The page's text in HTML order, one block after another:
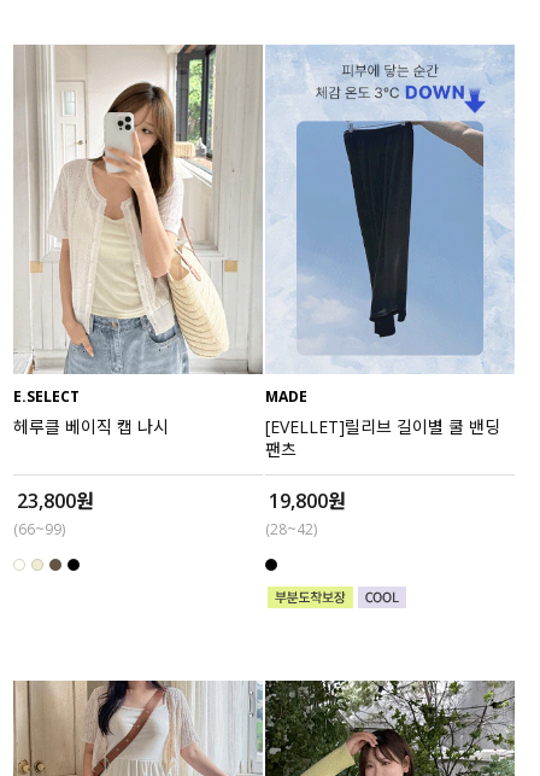
E.SELECT
헤루클 베이직 캡 나시
23,800원
(66~99)
MADE
[EVELLET]릴리브 길이별 쿨 밴딩
팬츠
19,800원
(28~42)